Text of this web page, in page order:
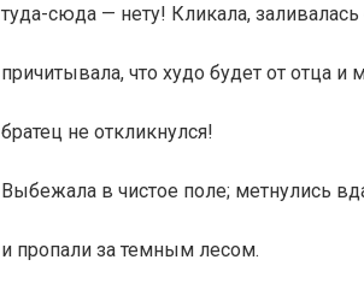
туда-сюда — нету! Кликала, заливалась
причитывала, что худо будет от отца и
братец не откликнулся!
Выбежала в чистое поле; метнулись
и пропали за темным лесом.